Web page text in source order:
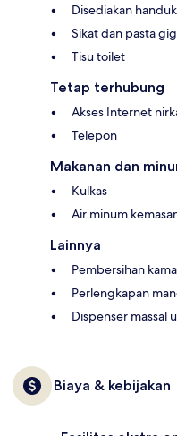
Disediakan handuk
Sikat dan pasta
Tisu toilet
Tetap terhubung
Akses Internet
Telepon
Makanan dan
Kulkas
Air minum
Lainnya
Pembersihan
Perlengkapan
Dispenser massal
Biaya & kebijakan